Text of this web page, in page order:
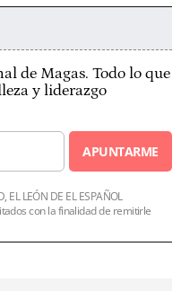
de Magas. Todo lo que
y liderazgo
APUNTARME
LEÓN DE EL ESPAÑOL
con la finalidad de remitirle